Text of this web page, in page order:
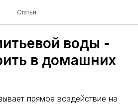
Статьи
воды -
в домашних
прямое воздействие на